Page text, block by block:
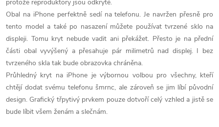
protože reproduktory jsou odkryté.
Obal na iPhone perfektně sedí na telefonu. Je navržen přesně pro
tento model a také po nasazení můžete používat tvrzené sklo na
displeji. Tomu kryt nebude vadit ani překážet. Přesto je na přední
části obal vyvýšený a přesahuje pár milimetrů nad displej. I bez
tvrzeného skla tak bude obrazovka chráněna.
Průhledný kryt na iPhone je výbornou volbou pro všechny, kteří
chtějí dodat svému telefonu šmrnc, ale zároveň se jim líbí původní
design. Grafický třpytivý prvkem pouze dotvoří celý vzhled a jistě se
bude líbit všem ženám a slečnám.